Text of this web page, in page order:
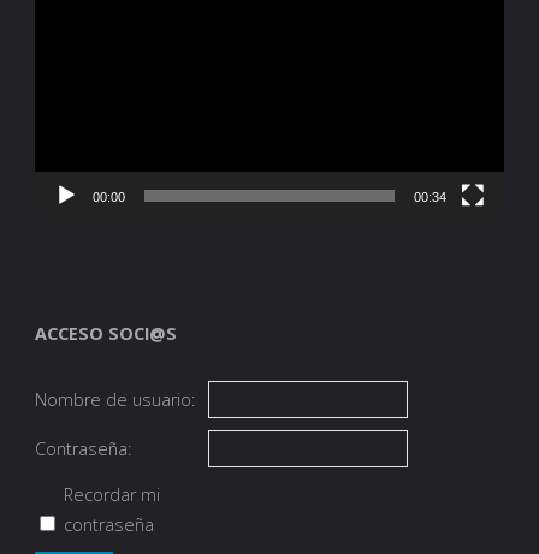
00:00 00:34
ACCESO SOCI@S
Nombre de usuario:
Contraseña:
Recordar mi
contraseña